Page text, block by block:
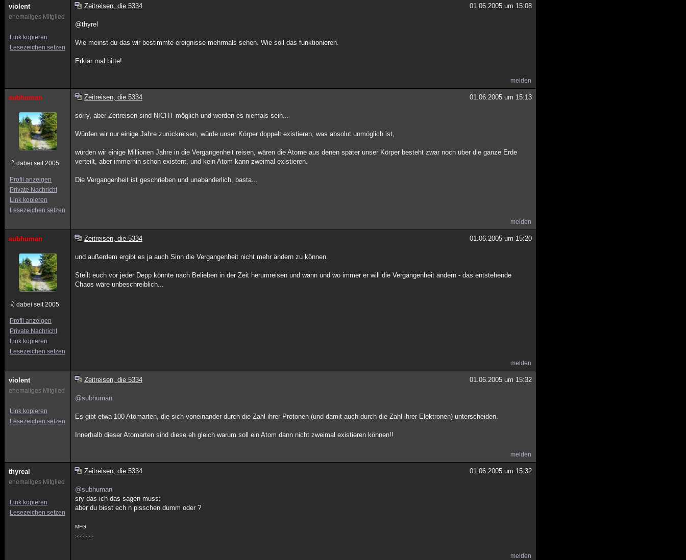
violent
ehemaliges Mitglied
Link kopieren
Lesezeichen setzen
Zeitreisen, die 5334 01.06.2005 um 15:08
@thyrel
Wie meinst du das wir bestimmte ereignisse mehrmals sehen. Wie soll das funktionieren.
Erklär mal bitte!
melden
subhuman
dabei seit 2005
Profil anzeigen
Private Nachricht
Link kopieren
Lesezeichen setzen
Zeitreisen, die 5334 01.06.2005 um 15:13
sorry, aber Zeitreisen sind NICHT möglich und werden es niemals sein...
Würden wir nur einige Jahre zurückreisen, würde unser Körper doppelt existieren, was absolut unmöglich ist,
würden wir einige Millionen Jahre in die Vergangenheit reisen, wären die Atome aus denen später unser Körper besteht zwar noch über die ganze Erde
verteilt, aber immerhin schon existent, und kein Atom kann zweimal existieren.
Die Vergangenheit ist geschrieben und unabänderlich, basta...
melden
subhuman
dabei seit 2005
Profil anzeigen
Private Nachricht
Link kopieren
Lesezeichen setzen
Zeitreisen, die 5334 01.06.2005 um 15:20
und außerdem ergibt es ja auch Sinn die Vergangenheit nicht mehr ändern zu können.
Stellt euch vor jeder Depp könnte nach Belieben in der Zeit herumreisen und wann und wo immer er will die Vergangenheit ändern - das entstehende
Chaos wäre unbeschreiblich...
melden
violent
ehemaliges Mitglied
Link kopieren
Lesezeichen setzen
Zeitreisen, die 5334 01.06.2005 um 15:32
@subhuman
Es gibt etwa 100 Atomarten, die sich voneinander durch die Zahl ihrer Protonen (und damit auch durch die Zahl ihrer Elektronen) unterscheiden.
Innerhalb dieser Atomarten sind diese eh gleich warum soll ein Atom dann nicht zweimal existieren können!!
melden
thyreal
ehemaliges Mitglied
Link kopieren
Lesezeichen setzen
Zeitreisen, die 5334 01.06.2005 um 15:32
@subhuman
sry das ich das sagen muss:
aber du bisst ech n pisschen dumm oder ?
MFG
:-:-:-:-:-:-
melden